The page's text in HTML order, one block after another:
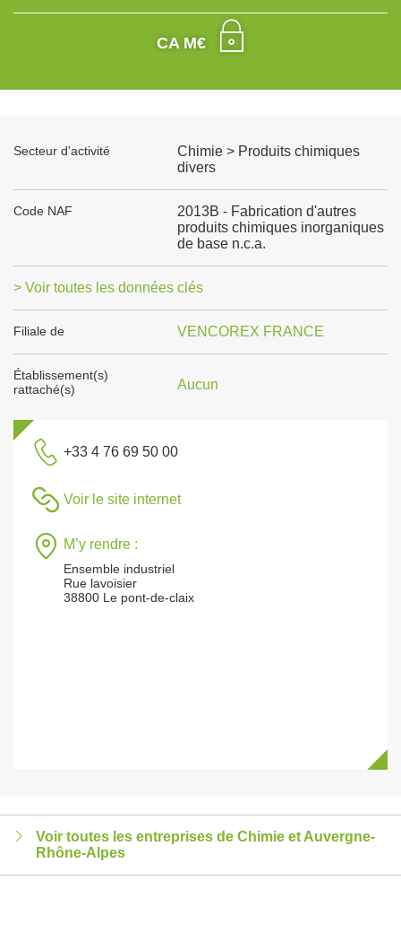
CA M€
Secteur d'activité
Chimie > Produits chimiques
divers
Code NAF
2013B - Fabrication d'autres
produits chimiques inorganiques
de base n.c.a.
> Voir toutes les données clés
Filiale de VENCOREX FRANCE
Établissement(s)
rattaché(s)
Aucun
+33 4 76 69 50 00
Voir le site internet
M’y rendre :
Ensemble industriel
Rue lavoisier
38800 Le pont-de-claix
Voir toutes les entreprises de Chimie et Auvergne-
Rhône-Alpes